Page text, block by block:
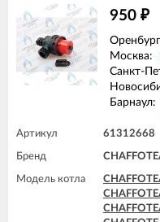
950 ₽
Москва:
Санкт-
Барнаул:
Артикул 61312668
Бренд
Модель котла